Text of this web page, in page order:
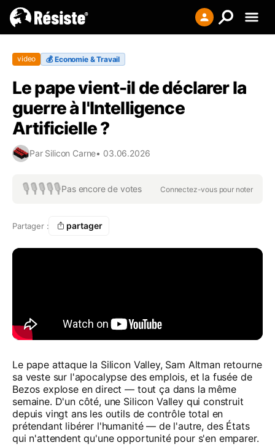
S'enregistrer
video 💰 Economie & Travail
Le pape vient-il de déclarer la
guerre à l'Intelligence
Artificielle ?
Par Silicon Carne• 03.06.2026
🎙️🎙️🎙️🎙️🎙️Pas encore de votes Connectez-vous pour noter
Partager : partager
Le pape attaque la Silicon Valley, Sam Altman retourne
sa veste sur l'apocalypse des emplois, et la fusée de
Bezos explose en direct — tout ça dans la même
semaine. D'un côté, une Silicon Valley qui construit
depuis vingt ans les outils de contrôle total en
prétendant libérer l'humanité — de l'autre, des États
qui n'attendent qu'une opportunité pour s'en emparer.